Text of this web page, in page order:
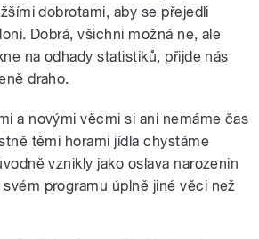
dobrotami, aby se přejedli
Dobrá, všichni možná ne, ale
na odhady statistiků, přijde nás
draho.
a novými věcmi si ani nemáme čas
těmi horami jídla chystáme
vznikly jako oslava narozenin
programu úplně jiné věci než